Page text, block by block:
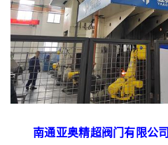
南通亚奥精超阀门有限公司